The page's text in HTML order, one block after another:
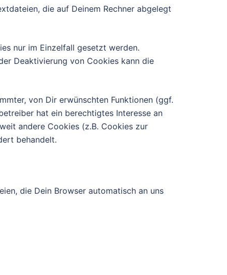
die auf Deinem Rechner abgelegt
nur im Einzelfall gesetzt werden.
Deaktivierung von Cookies kann die
von Dir erwünschten Funktionen (ggf.
hat ein berechtigtes Interesse an
andere Cookies (z.B. Cookies zur
behandelt.
die Dein Browser automatisch an uns